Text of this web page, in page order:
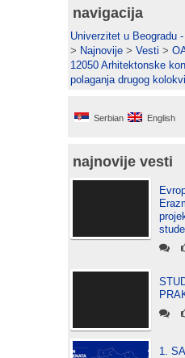
navigacija
Univerzitet u Beogradu
> Najnovije > Vesti >
12050 Arhitektonske
polaganja drugog
Serbian English
najnovije vesti
1.